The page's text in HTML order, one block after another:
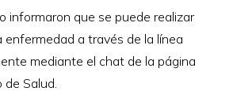
informaron que se puede realizar
enfermedad a través de la línea
mediante el chat de la página
Salud.